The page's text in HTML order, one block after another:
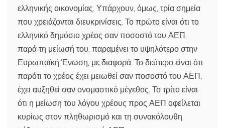
ελληνικής οικονομίας. Υπάρχουν, όμως, τρία σημεία
που χρειάζονται διευκρινίσεις. Το πρώτο είναι ότι το
ελληνικό δημόσιο χρέος σαν ποσοστό του ΑΕΠ,
παρά τη μείωσή του, παραμένει το υψηλότερο στην
Ευρωπαϊκή Ένωση, με διαφορά. Το δεύτερο είναι ότι
παρότι το χρέος έχει μειωθεί σαν ποσοστό του ΑΕΠ,
έχει αυξηθεί σαν ονομαστικό μέγεθος. Το τρίτο είναι
ότι η μείωση του λόγου χρέους προς ΑΕΠ οφείλεται
κυρίως στον πληθωρισμό και τη συνακόλουθη